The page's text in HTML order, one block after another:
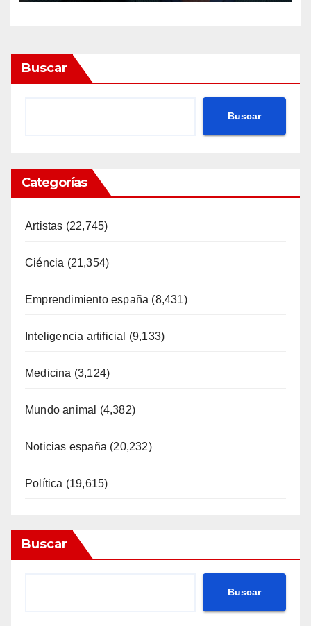
Buscar
Buscar
Categorías
Artistas (22,745)
Ciéncia (21,354)
Emprendimiento españa (8,431)
Inteligencia artificial (9,133)
Medicina (3,124)
Mundo animal (4,382)
Noticias españa (20,232)
Política (19,615)
Buscar
Buscar